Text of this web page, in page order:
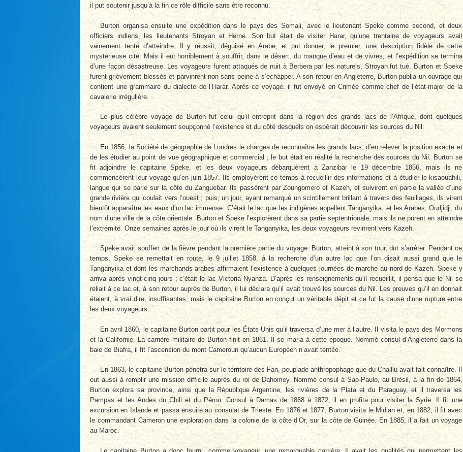
il put soutenir jusqu’à la fin ce rôle difficile sans être reconnu.
Burton organisa ensuite une expédition dans le pays des Somali, avec le lieutenant Speke comme second, et deux
officiers indiens, les lieutenants Stroyan et Herne. Son but était de visiter Harar, qu’une trentaine de voyageurs avait
vainement tenté d’atteindre, Il y réussit, déguisé en Arabe, et put donner, le premier, une description fidèle de cette
mystérieuse cité. Mais il eut horriblement à souffrir, dans le désert, du manque d’eau et de vivres, et l’expédition se termina
d’une façon désastreuse. Les voyageurs furent attaqués de nuit à Berbera par les naturels, Stroyan fut tué, Burton et Speke
furent grièvement blessés et parvinrent non sans peine à s’échapper. A son retour en Angleterre, Burton publia un ouvrage qui
contient une grammaire du dialecte de l’Harar. Après ce voyage, il fut envoyé en Crimée comme chef de l’état-major de la
cavalerie irrégulière.
Le plus célèbre voyage de Burton fut celui qu’il entreprit dans la région des grands lacs de l’Afrique, dont quelques
voyageurs avaient seulement soupçonné l’existence et du côté desquels on espérait découvrir les sources du Nil.
En 1856, la Société de géographie de Londres le chargea de reconnaître les grands lacs, d’en relever la position exacte et
de les étudier au point de vue géographique et commercial ; le but était en réalité la recherche des sources du Nil. Burton se
fit adjoindre le capitaine Speke, et les deux voyageurs débarquèrent à Zanzibar le 19 décembre 1856, mais ils ne
commencèrent leur voyage qu’en juin 1857. Ils employèrent ce temps à recueillir des informations et à étudier le kisaouahili,
langue qui se parle sur la côte du Zanguebar. Ils passèrent par Zoungomero et Kazeh, et suivirent en partie la vallée d’une
grande rivière qui coulait vers l’ouest ; puis, un jour, ayant remarqué un scintillement brillant à travers des feuillages, ils virent
bientôt apparaître les eaux d’un lac immense. C’était le lac que les indigènes appellent Tanganyika, et les Arabes, Oudjidji, du
nom d’une ville de la côte orientale. Burton et Speke l’explorèrent dans sa partie septentrionale, mais ils ne purent en atteindre
l’extrémité. Onze semaines après le jour où ils virent le Tanganyika, les deux voyageurs revinrent vers Kazeh.
Speke avait souffert de la fièvre pendant la première partie du voyage. Burton, atteint à son tour, dut s’arrêter. Pendant ce
temps, Speke se remettait en route, le 9 juillet 1858, à la recherche d’un autre lac que l’on disait aussi grand que le
Tanganyika et dont les marchands arabes affirmaient l’existence à quelques journées de marche au nord de Kazeh. Speke y
arriva après vingt-cinq jours ; c’était le lac Victoria­ Nyanza. D’après les renseignements qu’il recueillit, il pensa que le Nil se
reliait à ce lac et, à son retour auprès de Burton, il lui déclara qu’il avait trouvé les sources du Nil. Les preuves qu’il en donnait
étaient, à vrai dire, insuffisantes, mais le capitaine Burton en conçut un véritable dépit et ce fut la cause d’une rupture entre
les deux voyageurs.
En avril 1860, le capitaine Burton partit pour les États-Unis qu’il traversa d’une mer à l’autre. Il visita le pays des Mormons
et la Californie. La carrière militaire de Burton finit en 1861. Il se maria à cette époque. Nommé consul d’Angleterre dans la
baie de Biafra, il fit l’ascension du mont Cameroun qu’aucun Européen n’avait tentée.
En 1863, le capitaine Burton pénétra sur le territoire des Fan, peuplade anthropophage que du Chaillu avait fait connaître. Il
eut aussi à remplir une mission difficile auprès du roi de Dahomey. Nommé consul à Sao-Paulo, au Brésil, à la fin de 1864,
Burton explora sa province, ainsi que la République Argentine, les rivières de la Plata et du Paraguay, et il traversa les
Pampas et les Andes du Chili et du Pérou. Consul à Damas de 1868 à 1872, il en profita pour visiter la Syrie. Il fit une
excursion en Islande et passa ensuite au consulat de Trieste. En 1876 et 1877, Burton visita le Midian et, en 1882, il fit avec
le commandant Cameron une exploration dans la colonie de la côte d’Or, sur la côte de Guinée. En 1885, il a fait un voyage
au Maroc.